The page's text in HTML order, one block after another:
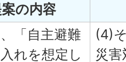
の内容
「自主避難
れを想定し
(4)
災